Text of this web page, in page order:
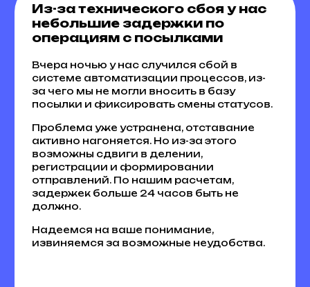
Из-за технического сбоя у нас
небольшие задержки по
операциям с посылками
Вчера ночью у нас случился сбой в
системе автоматизации процессов, из-
за чего мы не могли вносить в базу
посылки и фиксировать смены статусов.
Проблема уже устранена, отставание
активно нагоняется. Но из-за этого
возможны сдвиги в делении,
регистрации и формировании
отправлений. По нашим расчетам,
задержек больше 24 часов быть не
должно.
Надеемся на ваше понимание,
извиняемся за возможные неудобства.